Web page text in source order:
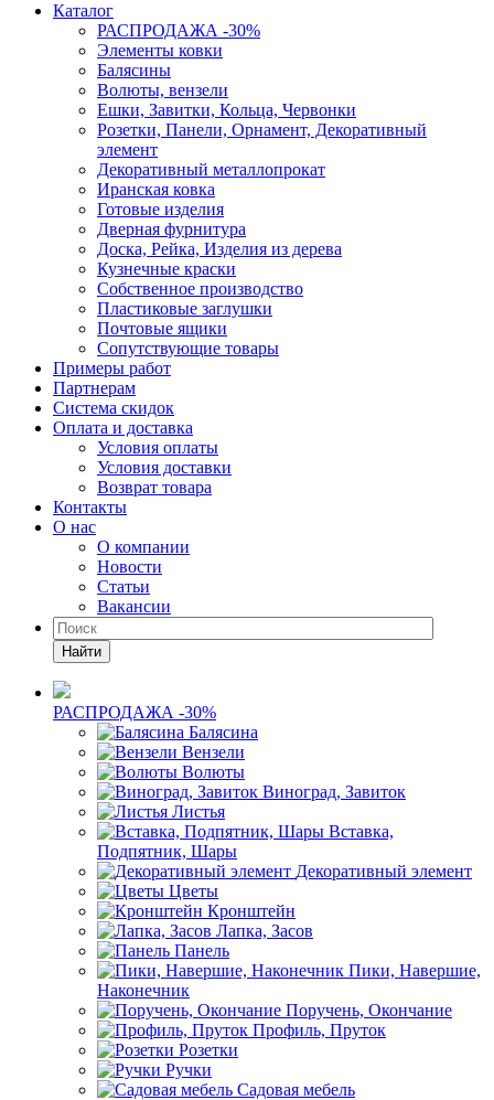
Каталог
РАСПРОДАЖА -30%
Элементы ковки
Балясины
Волюты, вензели
Ешки, Завитки, Кольца, Червонки
Розетки, Панели, Орнамент, Декоративный
элемент
Декоративный металлопрокат
Иранская ковка
Готовые изделия
Дверная фурнитура
Доска, Рейка, Изделия из дерева
Кузнечные краски
Собственное производство
Пластиковые заглушки
Почтовые ящики
Сопутствующие товары
Примеры работ
Партнерам
Система скидок
Оплата и доставка
Условия оплаты
Условия доставки
Возврат товара
Контакты
О нас
О компании
Новости
Статьи
Вакансии
Найти
РАСПРОДАЖА -30%
Балясина
Вензели
Волюты
Виноград, Завиток
Листья
Вставка,
Подпятник, Шары
Декоративный элемент
Цветы
Кронштейн
Лапка, Засов
Панель
Пики, Навершие,
Наконечник
Поручень, Окончание
Профиль, Пруток
Розетки
Ручки
Садовая мебель